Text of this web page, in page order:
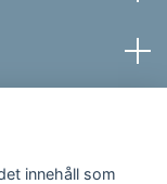
innehåll som